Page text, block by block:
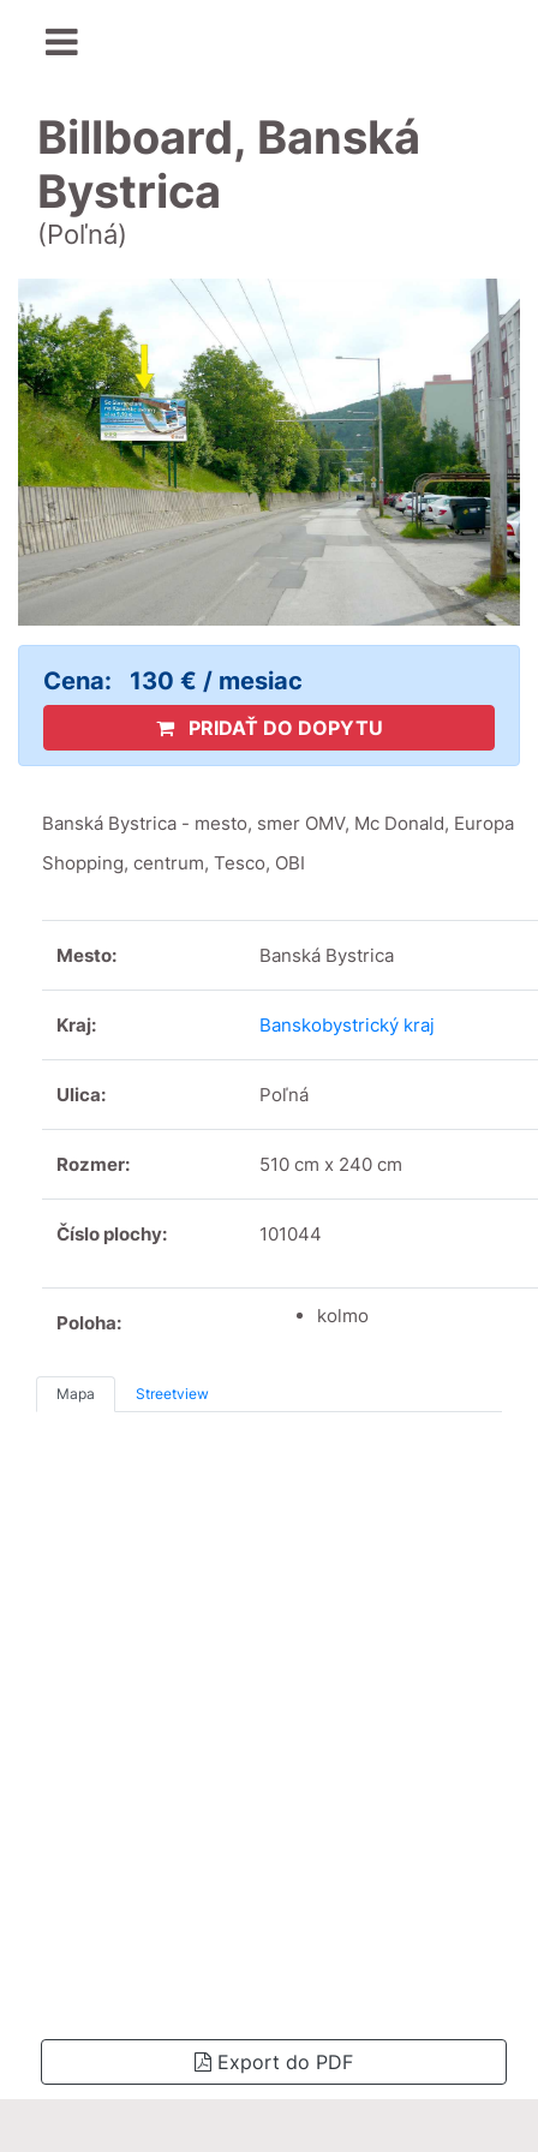
Billboard, Banská
Bystrica
(Poľná)
Cena: 130 € / mesiac
PRIDAŤ DO DOPYTU
Banská Bystrica - mesto, smer OMV, Mc Donald, Europa
Shopping, centrum, Tesco, OBI
Mesto: Banská Bystrica
Kraj: Banskobystrický kraj
Ulica: Poľná
Rozmer: 510 cm x 240 cm
Číslo plochy: 101044
Poloha: kolmo
Mapa Streetview
Export do PDF